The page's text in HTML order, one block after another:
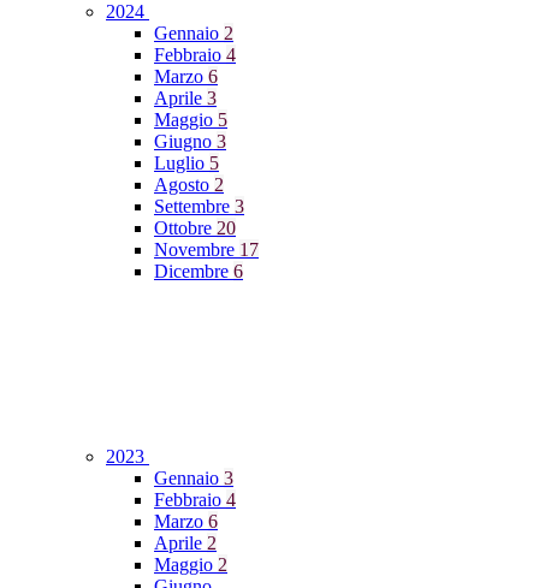
2024
Gennaio 2
Febbraio 4
Marzo 6
Aprile 3
Maggio 5
Giugno 3
Luglio 5
Agosto 2
Settembre 3
Ottobre 20
Novembre 17
Dicembre 6
2023
Gennaio 3
Febbraio 4
Marzo 6
Aprile 2
Maggio 2